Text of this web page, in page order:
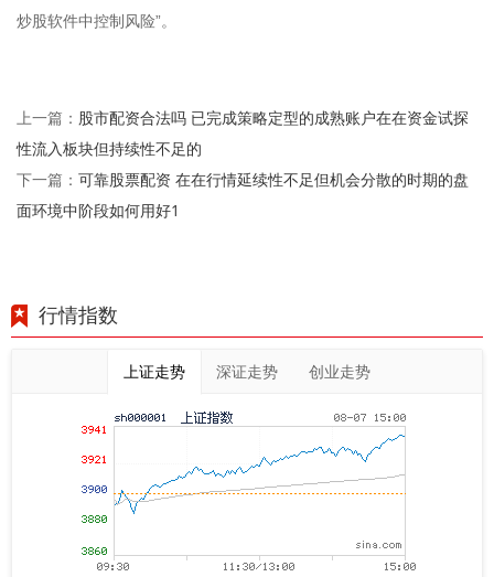
炒股软件中控制风险”。
上一篇： 股市配资合法吗 已完成策略定型的成熟账户在在资金试探
性流入板块但持续性不足的
下一篇： 可靠股票配资 在在行情延续性不足但机会分散的时期的盘
面环境中阶段如何用好1
行情指数
上证走势 深证走势 创业走势